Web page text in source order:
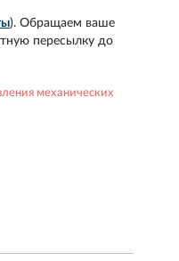
). Обращаем ваше
пересылку до
механических